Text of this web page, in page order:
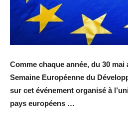
Comme chaque année, du 30
Semaine Européenne du
sur cet événement organisé à
pays européens …